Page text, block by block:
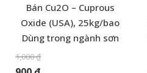
Bán Cu2O – Cuprous
Oxide (USA), 25kg/bao
Dùng trong ngành sơn
1,000₫